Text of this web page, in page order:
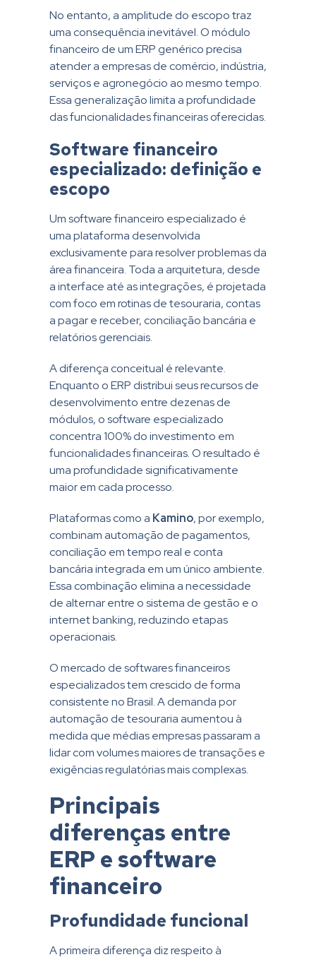
No entanto, a amplitude do escopo traz
uma consequência inevitável. O módulo
financeiro de um ERP genérico precisa
atender a empresas de comércio, indústria,
serviços e agronegócio ao mesmo tempo.
Essa generalização limita a profundidade
das funcionalidades financeiras oferecidas.
Software financeiro
especializado: definição e
escopo
Um software financeiro especializado é
uma plataforma desenvolvida
exclusivamente para resolver problemas da
área financeira. Toda a arquitetura, desde
a interface até as integrações, é projetada
com foco em rotinas de tesouraria, contas
a pagar e receber, conciliação bancária e
relatórios gerenciais.
A diferença conceitual é relevante.
Enquanto o ERP distribui seus recursos de
desenvolvimento entre dezenas de
módulos, o software especializado
concentra 100% do investimento em
funcionalidades financeiras. O resultado é
uma profundidade significativamente
maior em cada processo.
Plataformas como a Kamino, por exemplo,
combinam automação de pagamentos,
conciliação em tempo real e conta
bancária integrada em um único ambiente.
Essa combinação elimina a necessidade
de alternar entre o sistema de gestão e o
internet banking, reduzindo etapas
operacionais.
O mercado de softwares financeiros
especializados tem crescido de forma
consistente no Brasil. A demanda por
automação de tesouraria aumentou à
medida que médias empresas passaram a
lidar com volumes maiores de transações e
exigências regulatórias mais complexas.
Principais
diferenças entre
ERP e software
financeiro
Profundidade funcional
A primeira diferença diz respeito à